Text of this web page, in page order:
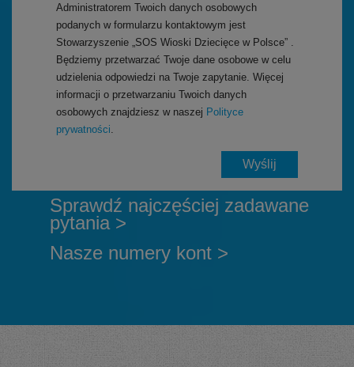
Administratorem Twoich danych osobowych
podanych w formularzu kontaktowym jest
Stowarzyszenie „SOS Wioski Dziecięce w Polsce” .
Będziemy przetwarzać Twoje dane osobowe w celu
udzielenia odpowiedzi na Twoje zapytanie. Więcej
informacji o przetwarzaniu Twoich danych
osobowych znajdziesz w naszej Polityce
prywatności
Sprawdź najczęściej zadawane
pytania >
Nasze numery kont >